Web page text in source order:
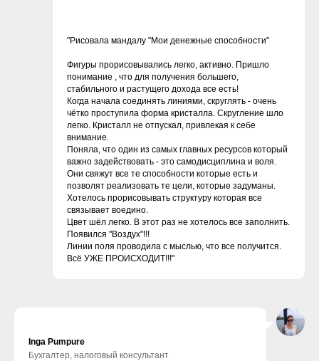
"Рисовала мандалу "Мои денежные способности"
Фигуры прорисовывались легко, активно. Пришло
понимание , что для получения большего,
стабильного и растущего дохода все есть!
Когда начала соединять линиями, скруглять - очень
чётко проступила форма кристалла. Скругление шло
легко. Кристалл не отпускал, привлекая к себе
внимание.
Поняла, что один из самых главных ресурсов который
важно задействовать - это самодисциплина и воля.
Они свяжут все те способности которые есть и
позволят реализовать те цели, которые задуманы.
Хотелось прорисовывать структуру которая все
связывает воедино.
Цвет шёл легко. В этот раз не хотелось все заполнить.
Появился "Воздух"!!!
Линии поля проводила с мыслью, что все получится.
Всё УЖЕ ПРОИСХОДИТ!!!"
Inga Pumpure
Бухгалтер, налоговый консультант